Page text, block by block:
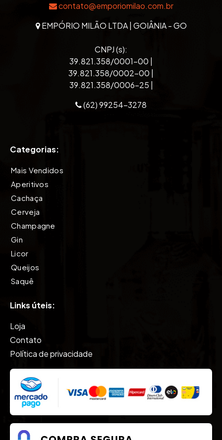
contato@emporiomilao.com.br
EMPÓRIO MILÃO LTDA | GOIÂNIA - GO
CNPJ (s):
39.821.358/0001-00 |
39.821.358/0002-00 |
39.821.358/0006-25 |
(62) 99254-3278
Categorias:
Mais Vendidos
Aperitivos
Cachaça
Cerveja
Champagne
Gin
Licor
Queijos
Saquê
Vinho
Vodkas
Whisky
Links úteis:
Loja
Contato
Política de privacidade